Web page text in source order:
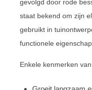
gevolgd door rode
staat bekend om zijn
gebruikt in
functionele
Enkele kenmerken